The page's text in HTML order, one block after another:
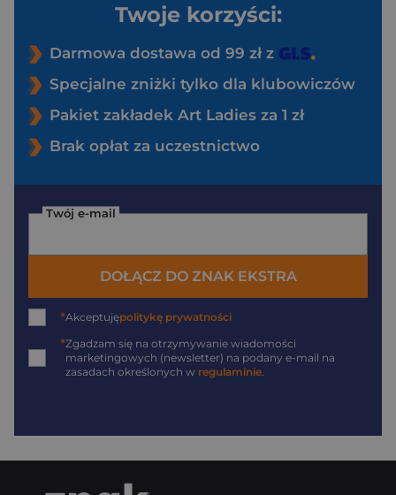
Twoje korzyści:
Darmowa dostawa od 99 zł z
Specjalne zniżki tylko dla klubowiczów
Pakiet zakładek Art Ladies za 1 zł
Brak opłat za uczestnictwo
Twój e-mail
DOŁĄCZ DO ZNAK EKSTRA
*Akceptujępolitykę prywatności
*Zgadzam się na otrzymywanie wiadomości
marketingowych (newsletter) na podany e-mail na
zasadach określonych w regulaminie